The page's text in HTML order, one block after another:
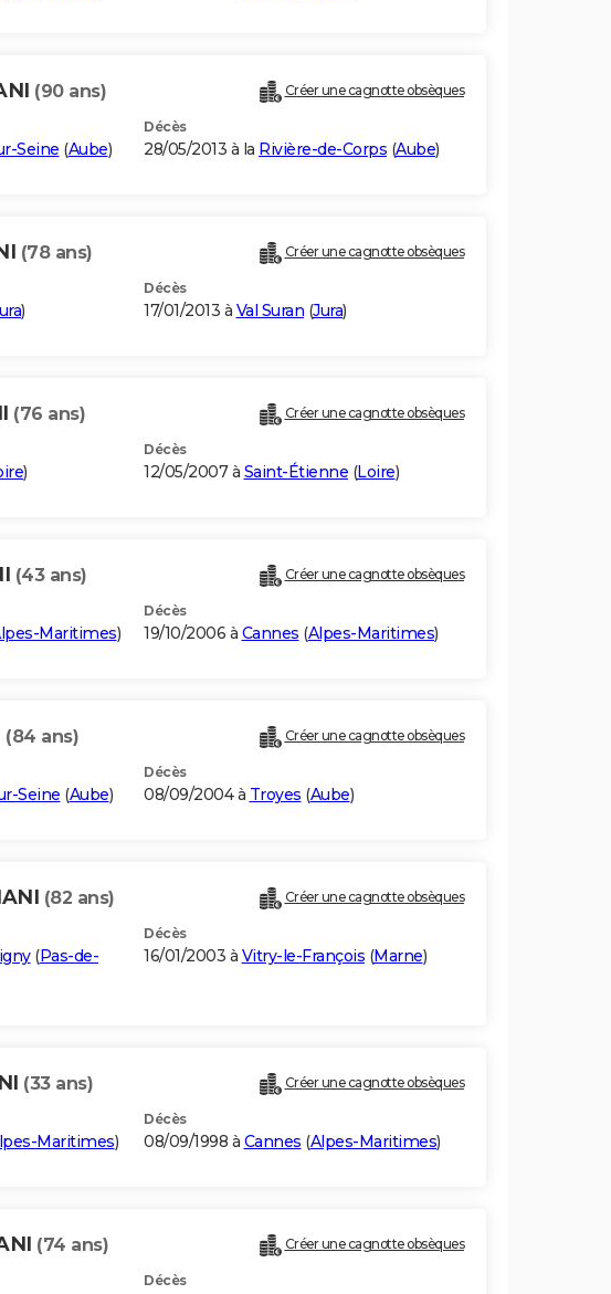
(90 ans) Créer une cagnotte obsèques
Seine (Aube)
Décès
28/05/2013 à la Rivière-de-Corps (Aube)
(78 ans) Créer une cagnotte obsèques
)
Décès
17/01/2013 à Val Suran (Jura)
(76 ans) Créer une cagnotte obsèques
)
Décès
12/05/2007 à Saint-Étienne (Loire)
(43 ans) Créer une cagnotte obsèques
Maritimes)
Décès
19/10/2006 à Cannes (Alpes-Maritimes)
(84 ans) Créer une cagnotte obsèques
Seine (Aube)
Décès
08/09/2004 à Troyes (Aube)
(82 ans) Créer une cagnotte obsèques
(Pas-de-
Décès
16/01/2003 à Vitry-le-François (Marne)
(33 ans) Créer une cagnotte obsèques
Maritimes)
Décès
08/09/1998 à Cannes (Alpes-Maritimes)
(74 ans) Créer une cagnotte obsèques
Décès